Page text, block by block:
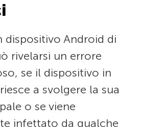
dispositivo Android di
rivelarsi un errore
se il dispositivo in
a svolgere la sua
o se viene
infettato da qualche